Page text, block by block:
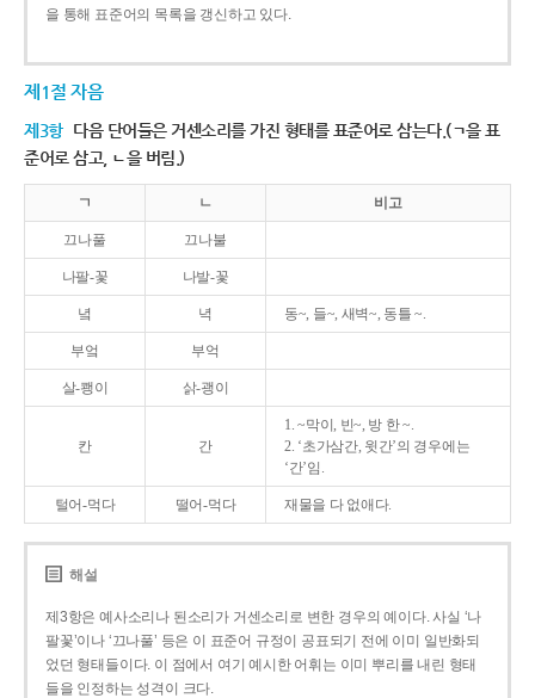
을 통해 표준어의 목록을 갱신하고 있다.
제1절 자음
제3항 다음 단어들은 거센소리를 가진 형태를 표준어로 삼는다.(ㄱ을 표
준어로 삼고, ㄴ을 버림.)
ㄱ ㄴ 비고
끄나풀 끄나불
나팔-꽃 나발-꽃
녘 녁 동~, 들~, 새벽~, 동틀 ~.
부엌 부억
살-쾡이 삵-괭이
칸 간
1. ~막이, 빈~, 방 한 ~.
2. ‘초가삼간, 윗간’의 경우에는
‘간’임.
털어-먹다 떨어-먹다 재물을 다 없애다.
해설
제3항은 예사소리나 된소리가 거센소리로 변한 경우의 예이다. 사실 ‘나
팔꽃’이나 ‘끄나풀’ 등은 이 표준어 규정이 공표되기 전에 이미 일반화되
었던 형태들이다. 이 점에서 여기 예시한 어휘는 이미 뿌리를 내린 형태
들을 인정하는 성격이 크다.